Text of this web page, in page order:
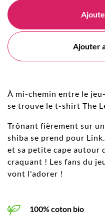
Ajouter
À mi-chemin entre le
se trouve le t-shirt The
Trônant fièrement sur
shiba se prend pour
et sa petite cape autour
craquant ! Les fans du
vont l'adorer !
100% coton bio